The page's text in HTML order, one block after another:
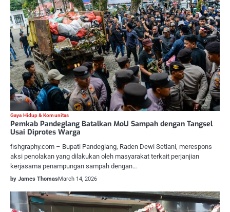
Gaya Hidup & Komunitas
Pemkab Pandeglang Batalkan MoU Sampah dengan Tangsel
Usai Diprotes Warga
fishgraphy.com – Bupati Pandeglang, Raden Dewi Setiani, merespons
aksi penolakan yang dilakukan oleh masyarakat terkait perjanjian
kerjasama penampungan sampah dengan…
by James ThomasMarch 14, 2026